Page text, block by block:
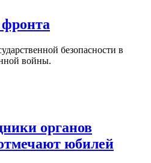
безопасности в
войны.
органов
юбилей